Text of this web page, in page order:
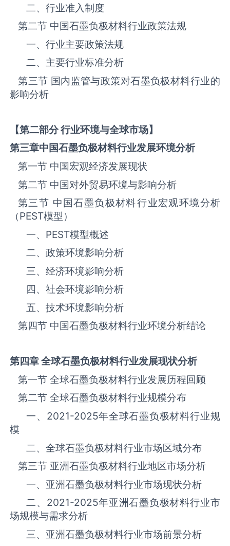
二、行业准入制度
第二节 中国石墨负极材料‌‌‌行业政策法规
一、行业主要政策法规
二、主要行业标准分析
第三节 国内监管与政策对石墨负极材料‌‌‌行业的
影响分析
【第二部分 行业环境与全球市场】
第三章中国石墨负极材料行业发展环境分析
第一节 中国宏观经济发展现状
第二节 中国对外贸易环境与影响分析
第三节 中国石墨负极材料‌‌‌行业宏观环境分析
（PEST模型）
一、 PEST模型概述
二、政策环境影响分析
三、‌‌‌经济环境影响分析
四、社会环境影响分析
五、技术环境影响分析
第四节 中国石墨负极材料‌‌‌行业环境分析结论
第四章 全球石墨负极材料行业发展现状分析
第一节 全球石墨负极材料‌‌‌行业发展历程回顾
第二节 全球石墨负极材料‌‌‌行业规模分布
一、 2021-2025年全球石墨负极材料‌‌‌行业规
模
二、全球石墨负极材料‌‌‌行业市场区域分布
第三节 亚洲石墨负极材料‌‌‌行业地区市场分析
一、亚洲石墨负极材料‌‌‌行业市场现状分析
二、 2021-2025年亚洲石墨负极材料‌‌‌行业市
场规模与需求分析
三、亚洲石墨负极材料‌‌‌行业市场前景分析